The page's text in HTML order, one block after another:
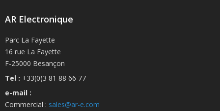
AR Electronique
Parc La Fayette
16 rue La Fayette
F-25000 Besançon
Tel : +33(0)3 81 88 66 77
e-mail :
Commercial : sales@ar-e.com